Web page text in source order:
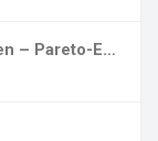
Analyse von Wettbewerbsmärkten – Pareto-Effiz...